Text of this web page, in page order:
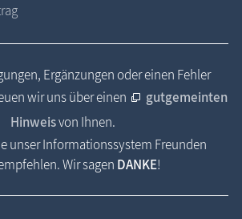
Ergänzungen oder einen Fehler
wir uns über einen
gutgemeinten
Hinweisvon Ihnen.
unser Informationssystem Freunden
Wir sagen DANKE!